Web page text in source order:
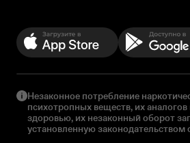
Незаконное потребление
психотропных веществ, их аналогов
здоровью, их незаконный оборот
установленную законодательством